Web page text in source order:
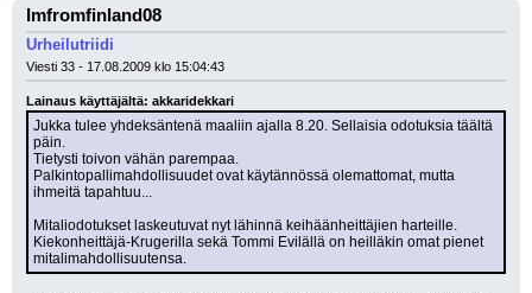
Imfromfinland08
Urheilutriidi
Viesti 33 - 17.08.2009 klo 15:04:43
Lainaus käyttäjältä: akkaridekkari
Jukka tulee yhdeksäntenä maaliin ajalla 8.20. Sellaisia odotuksia täältä
päin.
Tietysti toivon vähän parempaa.
Palkintopallimahdollisuudet ovat käytännössä olemattomat, mutta
ihmeitä tapahtuu...
Mitaliodotukset laskeutuvat nyt lähinnä keihäänheittäjien harteille.
Kiekonheittäjä-Krugerilla sekä Tommi Evilällä on heilläkin omat pienet
mitalimahdollisuutensa.